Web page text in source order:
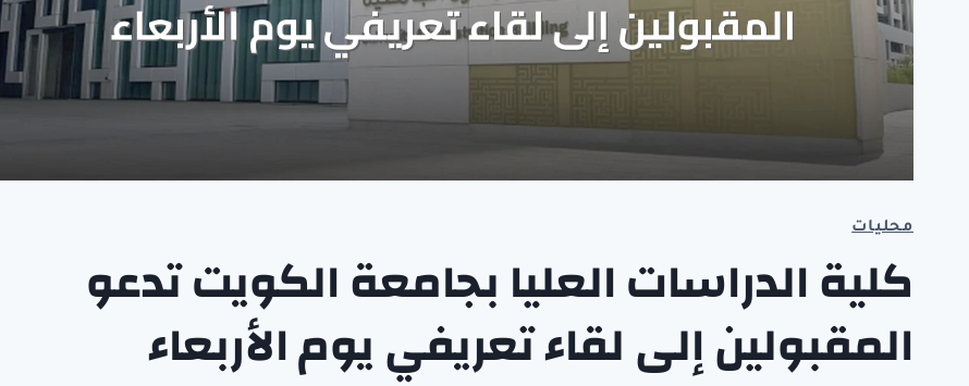
محليات
كلية الدراسات العليا بجامعة الكويت تدعو
المقبولين إلى لقاء تعريفي يوم الأربعاء